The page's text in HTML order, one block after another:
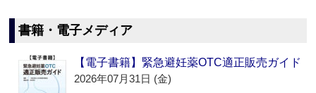
書籍・電子メディア
【電子書籍】緊急避妊薬OTC適正販売ガイド
2026年07月31日 (金)